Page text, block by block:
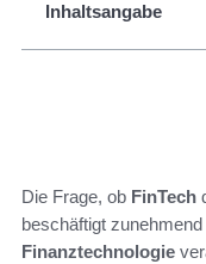
Inhaltsangabe
Die Frage, ob FinTech
beschäftigt
Finanztechnologie